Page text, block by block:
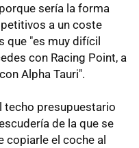
porque sería la forma
a un coste
que "es muy difícil
con Racing Point, a
Alpha Tauri".
techo presupuestario
de la que se
copiarle el coche al